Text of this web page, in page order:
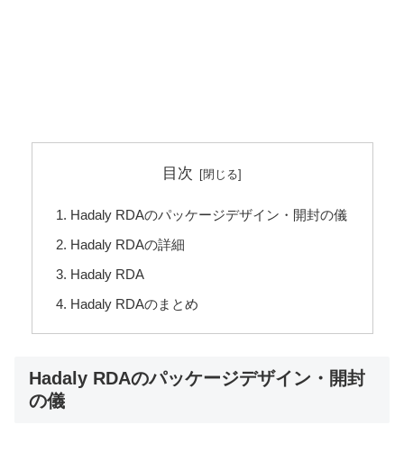
目次
Hadaly RDAのパッケージデザイン・開封の儀
Hadaly RDAの詳細
Hadaly RDA
Hadaly RDAのまとめ
Hadaly RDAのパッケージデザイン・開封
の儀